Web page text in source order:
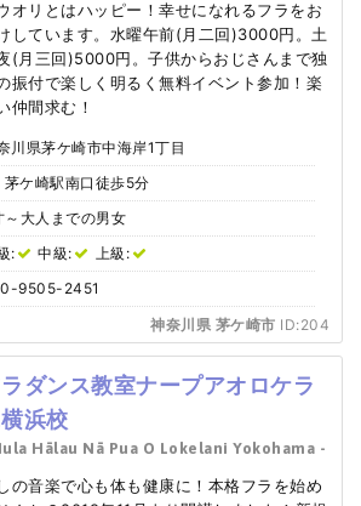
オリとはハッピー！幸せになれるフラをお
しています。水曜午前(月二回)3000円。土
(月三回)5000円。子供からおじさんまで独
振付で楽しく明るく無料イベント参加！楽
仲間求む！
川県茅ケ崎市中海岸1丁目
茅ケ崎駅南口徒歩5分
～大人までの男女
: 中級:
上級:
9505-2451
神奈川県 茅ケ崎市 ID:204
ダンス教室ナープアオロケラ
浜校
Hālau Nā Pua O Lokelani Yokohama -
の音楽で心も体も健康に！本格フラを始め